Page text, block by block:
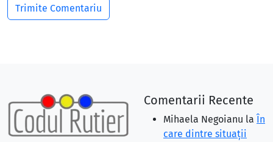
Comentarii Recente
Mihaela Negoianu la În
care dintre situaţii